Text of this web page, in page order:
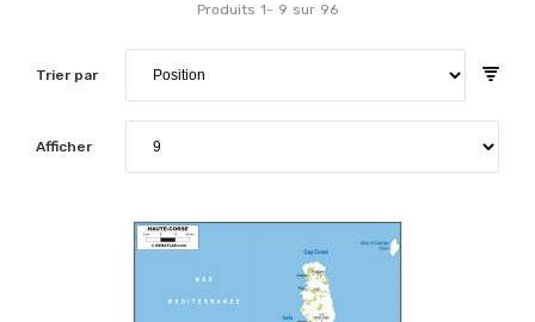
Trier par
Produits 1- 9 sur 96
Afficher